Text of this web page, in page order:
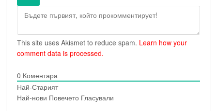
This site uses Akismet to reduce spam. Learn how your
comment data is processed.
0 Коментара
Най-Старият
Най-нови Повечето Гласували